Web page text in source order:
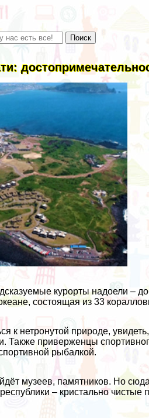
курорты надоели –
состоящая из 33
к нетронутой природе,
Также приверженцы
рыбалкой.
музеев, памятников. Но
– кристально чистые